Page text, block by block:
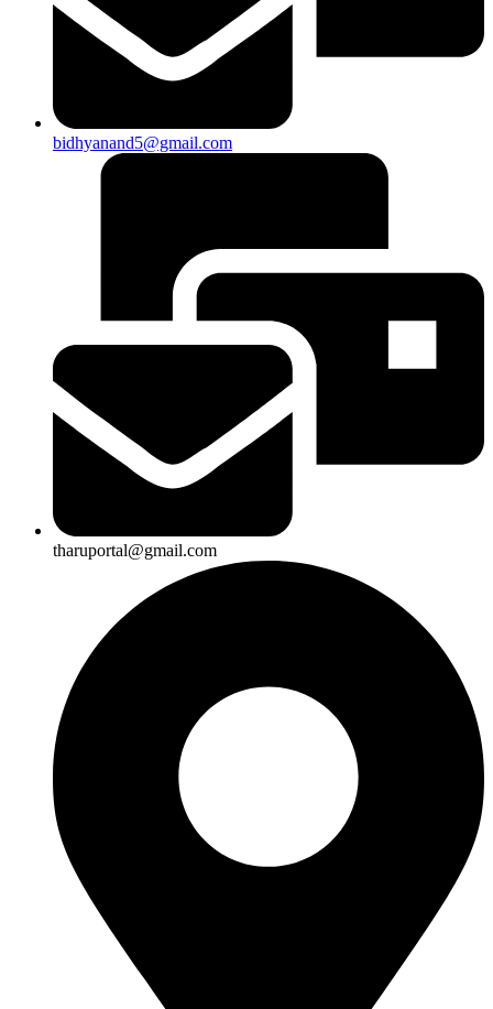
bidhyanand5@gmail.com
tharuportal@gmail.com